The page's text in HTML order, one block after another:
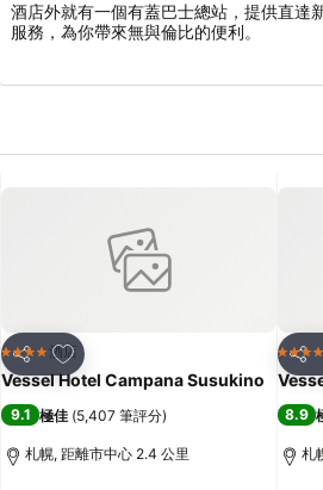
酒店外就有一個有蓋巴士總站，提供直達
服務，為你帶來無與倫比的便利。
分享
放到收藏夾
4 星級 酒店
Vessel Hotel Campana Susukino
9.1 極佳 (5,407 筆評分)
札幌, 距離市中心 2.4 公里
分享
4 星級
8.9
札